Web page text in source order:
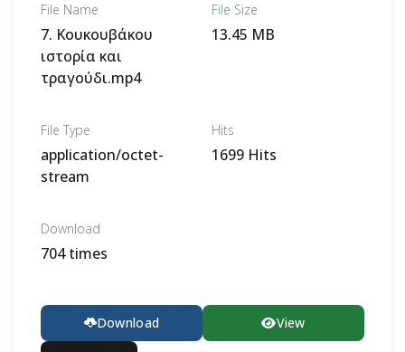
File Name
7. Κουκουβάκου
ιστορία και
τραγούδι.mp4
File Size
13.45 MB
File Type
application/octet-
stream
Hits
1699 Hits
Download
704 times
Download View